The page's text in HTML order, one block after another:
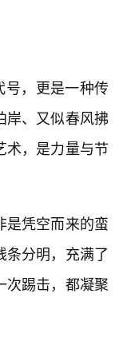
号，更是一种传
岸、又似春风拂
术，是力量与节
是凭空而来的蛮
分明，充满了
次踢击，都凝聚